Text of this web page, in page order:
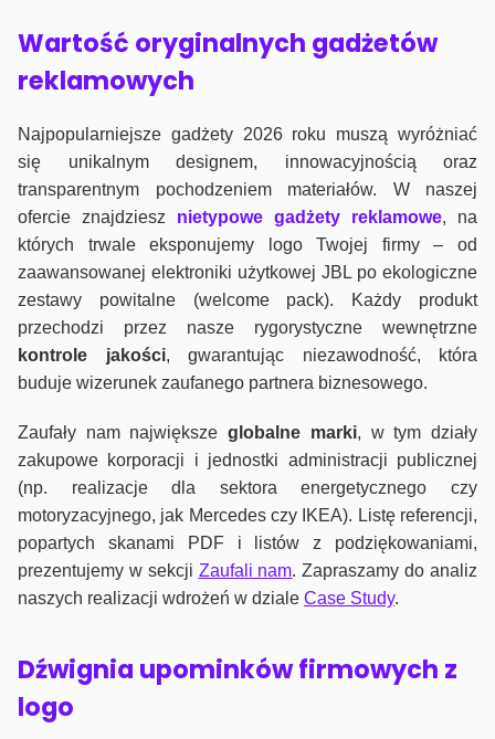
Wartość oryginalnych gadżetów
reklamowych
Najpopularniejsze gadżety 2026 roku muszą wyróżniać
się unikalnym designem, innowacyjnością oraz
transparentnym pochodzeniem materiałów. W naszej
ofercie znajdziesz nietypowe gadżety reklamowe, na
których trwale eksponujemy logo Twojej firmy – od
zaawansowanej elektroniki użytkowej JBL po ekologiczne
zestawy powitalne (welcome pack). Każdy produkt
przechodzi przez nasze rygorystyczne wewnętrzne
kontrole jakości, gwarantując niezawodność, która
buduje wizerunek zaufanego partnera biznesowego.
Zaufały nam największeglobalne marki, w tym działy
zakupowe korporacji i jednostki administracji publicznej
(np. realizacje dla sektora energetycznego czy
motoryzacyjnego, jak Mercedes czy IKEA). Listę referencji,
popartych skanami PDF i listów z podziękowaniami,
prezentujemy w sekcji Zaufali nam. Zapraszamy do analiz
naszych realizacji wdrożeń w dziale Case Study.
Dźwignia upominków firmowych z
logo